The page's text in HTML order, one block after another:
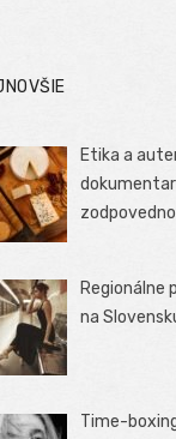
Etika a
Regionálne
na
Time-